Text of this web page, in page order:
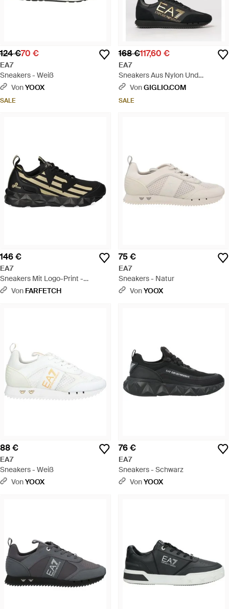
124 €70 €
EA7
Sneakers - Weiß
VonYOOX
SALE
168 €117,60 €
EA7
Sneakers Aus Nylon Und
Wildleder - Schwarz
VonGIGLIO.COM
SALE
146 €
EA7
Sneakers Mit Logo-Print -
Schwarz
Von FARFETCH
75 €
EA7
Sneakers - Natur
VonYOOX
88 €
EA7
Sneakers - Weiß
VonYOOX
76 €
EA7
Sneakers - Schwarz
VonYOOX